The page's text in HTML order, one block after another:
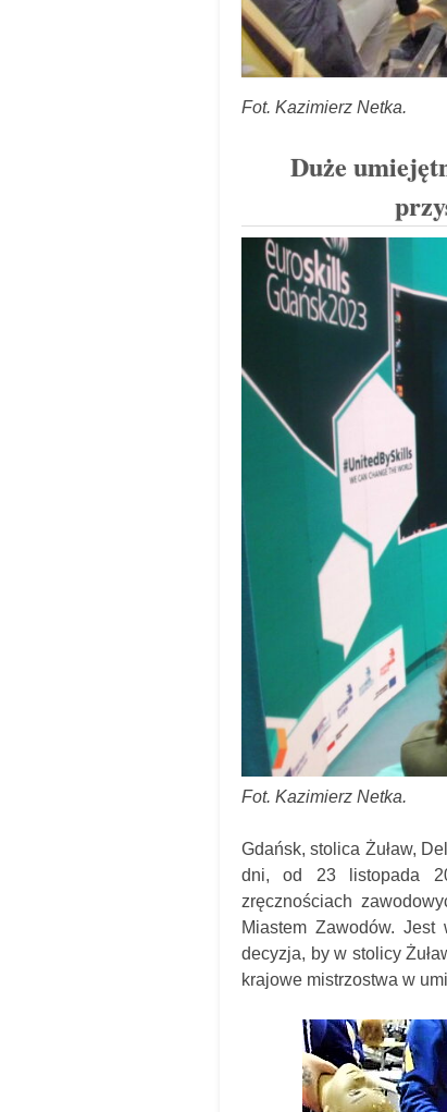
Fot. Kazimierz Netka.
Duże
Fot. Kazimierz Netka.
Gdańsk, stolica Żuław,
dni, od 23 listopada
zręcznościach
Miastem Zawodów. Jest
decyzja, by w stolicy
krajowe mistrzostwa w